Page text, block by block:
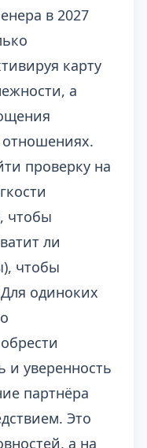
в 2027
карту
а
отношениях.
проверку на
чтобы
ли
чтобы
одиноких
и уверенность
партнёра
Это
а на